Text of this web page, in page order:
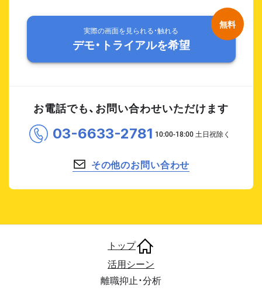
実際の画面を見られる・触れる
デモ・トライアルを希望
お電話でも、お問い合わせいただけます
03-6633-2781
その他のお問い合わせ
トップ
活用シーン
離職抑止・分析